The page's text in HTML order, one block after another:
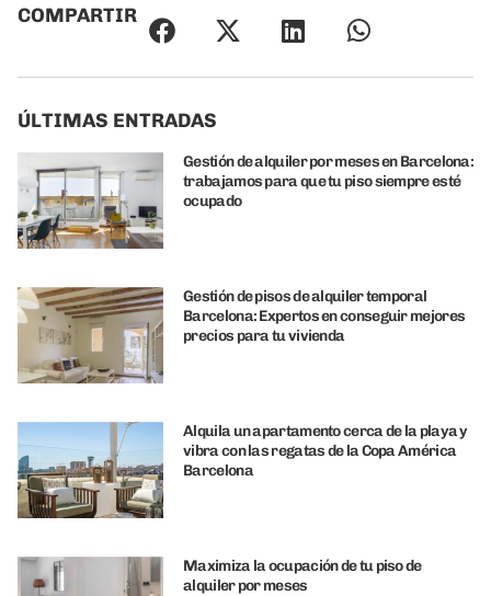
COMPARTIR
ÚLTIMAS ENTRADAS
Gestión de alquiler por meses en Barcelona:
trabajamos para que tu piso siempre esté
ocupado
Gestión de pisos de alquiler temporal
Barcelona: Expertos en conseguir mejores
precios para tu vivienda
Alquila un apartamento cerca de la playa y
vibra con las regatas de la Copa América
Barcelona
Maximiza la ocupación de tu piso de
alquiler por meses